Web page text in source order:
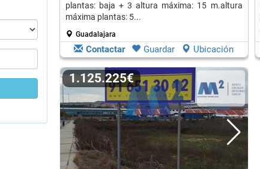
plantas: baja + 3 altura máxima: 15 m.altura
máxima plantas: 5...
Guadalajara
Contactar Guardar Ubicación
1.125.225€